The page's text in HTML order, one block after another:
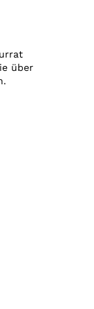
über